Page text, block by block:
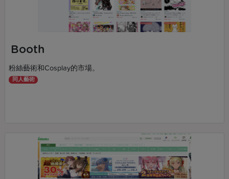
Booth
粉絲藝術和Cosplay的市場。
同人藝術